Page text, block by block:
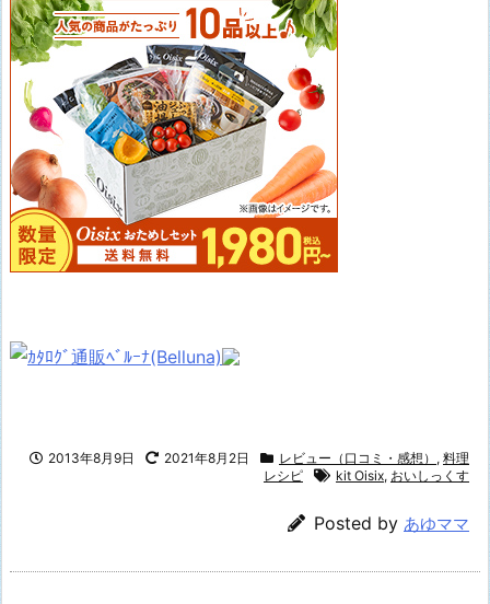
2013年8月9日 2021年8月2日 レビュー（口コミ・感想） , 料理
レシピ
kit Oisix, おいしっくす
Posted by あゆママ